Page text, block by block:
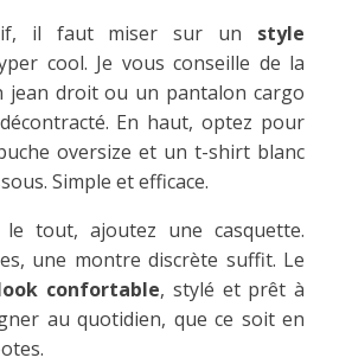
il faut miser sur un style
cool. Je vous conseille de la
jean droit ou un pantalon cargo
En haut, optez pour
oversize et un t-shirt blanc
Simple et efficace.
tout, ajoutez une casquette.
une montre discrète suffit. Le
confortable, stylé et prêt à
au quotidien, que ce soit en